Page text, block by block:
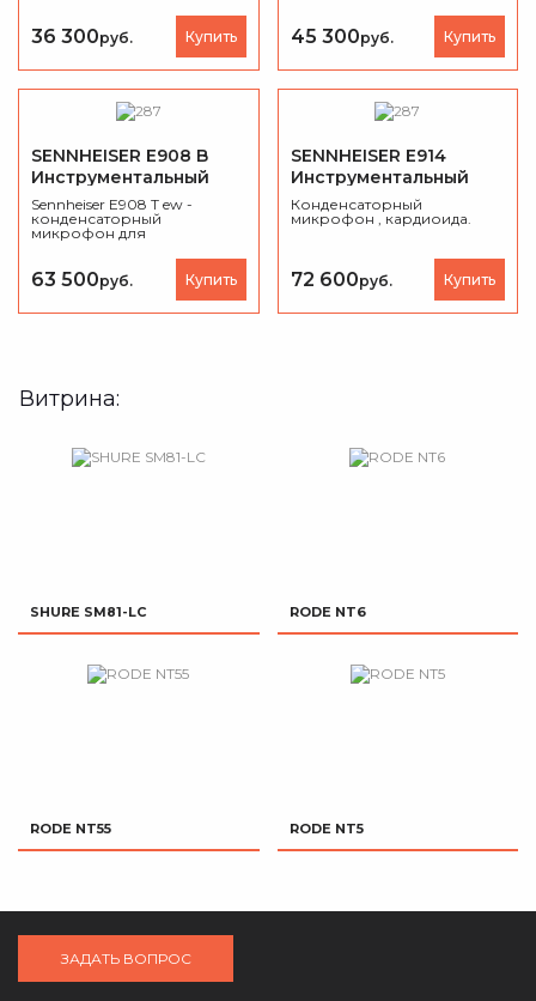
36 300руб. Купить 45 300руб. Купить
SENNHEISER E908 B
Инструментальный
микрофон
Sennheiser E908 T ew -
конденсаторный
микрофон для
помощью радиосистем
Evolution.
63 500руб. Купить
SENNHEISER E914
Инструментальный
микрофон
Конденсаторный
микрофон , кардиоида.
72 600руб. Купить
Витрина:
SHURE SM81-LC RODE NT6
RODE NT55 RODE NT5
ЗАДАТЬ ВОПРОС